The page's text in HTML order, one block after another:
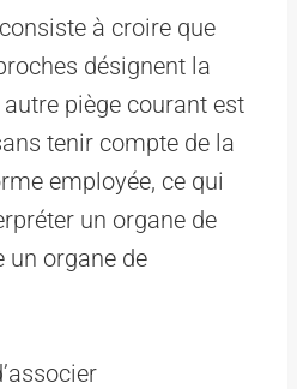
à croire que
désignent la
piège courant est
tenir compte de la
employée, ce qui
un organe de
organe de